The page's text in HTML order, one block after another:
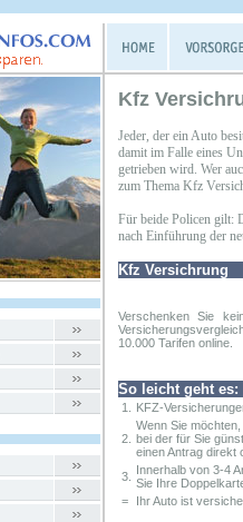
Kfz
Jeder, der ein Auto
damit im Falle eines
getrieben wird. Wer
zum Thema Kfz
Für beide Policen gilt:
nach Einführung der
Kfz Versichrung
Verschenken Sie
10.000 Tarifen online.
So leicht geht es:
1. KFZ-
2.
Wenn Sie
bei der für Sie
einen Antrag direkt
3.
Innerhalb von 3-4
Sie Ihre
=
Ihr Auto ist